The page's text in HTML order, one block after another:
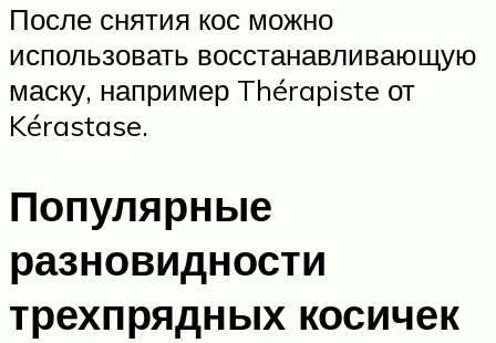
После снятия кос можно
использовать восстанавливающую
маску, например Thérapiste от
Kérastase.
Популярные
разновидности
трехпрядных косичек